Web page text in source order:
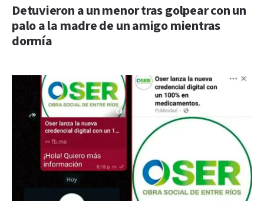
Detuvieron a un menor tras golpear con un
palo a la madre de un amigo mientras
dormía